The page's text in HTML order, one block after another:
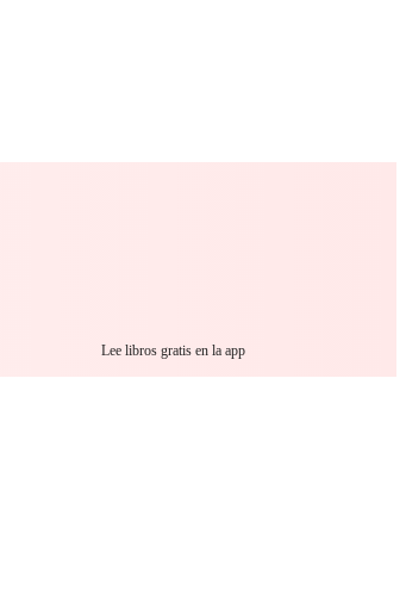
Lee libros gratis en la app